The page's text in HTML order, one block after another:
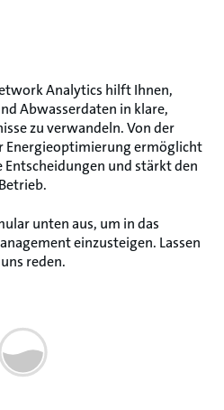
Analytics hilft Ihnen,
Abwasserdaten in klare,
zu verwandeln. Von der
Energieoptimierung ermöglicht
und stärkt den
Betrieb.
unten aus, um in das
einzusteigen. Lassen
reden.